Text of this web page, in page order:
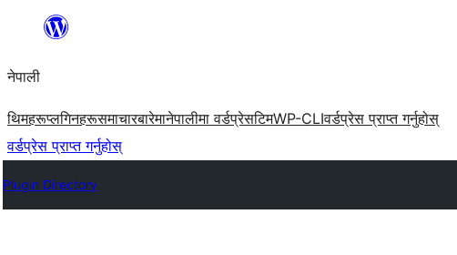
सामग्रीमा
नेपाली
थिमहरूप्लगिनहरूसमाचारबारेमानेपालीमा वर्डप्रेसटिमWP-CLIवर्डप्रेस प्राप्त गर्नुहोस्
वर्डप्रेस प्राप्त गर्नुहोस्
Plugin Directory